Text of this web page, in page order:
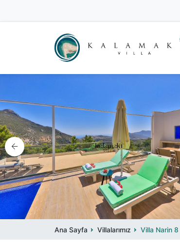
Ana Sayfa Villalarımız Villa Narin 8